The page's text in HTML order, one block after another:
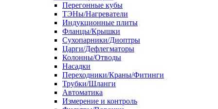
Перегонные кубы
ТЭНы/Нагреватели
Индукционные плиты
Фланцы/Крышки
Сухопарники/Диоптры
Царги/Дефлегматоры
Колонны/Отводы
Насадки
Переходники/Краны/Фитинги
Трубки/Шланги
Автоматика
Измерение и контроль